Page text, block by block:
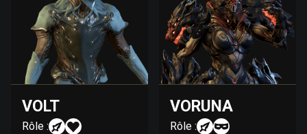
VOLT
Rôle :
VORUNA
Rôle :